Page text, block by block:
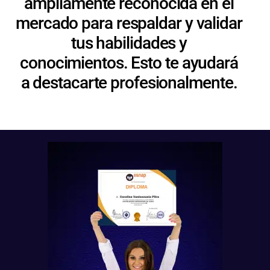
mercado para respaldar y validar
tus habilidades y
conocimientos. Esto te ayudará
a destacarte profesionalmente.